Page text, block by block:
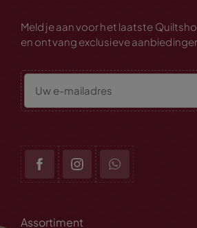
Meld je aan voor het laatste
en ontvang exclusieve
Assortiment